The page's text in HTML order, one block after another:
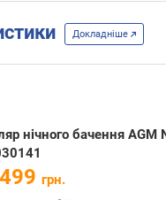
Докладніше
нічного бачення AGM
грн.